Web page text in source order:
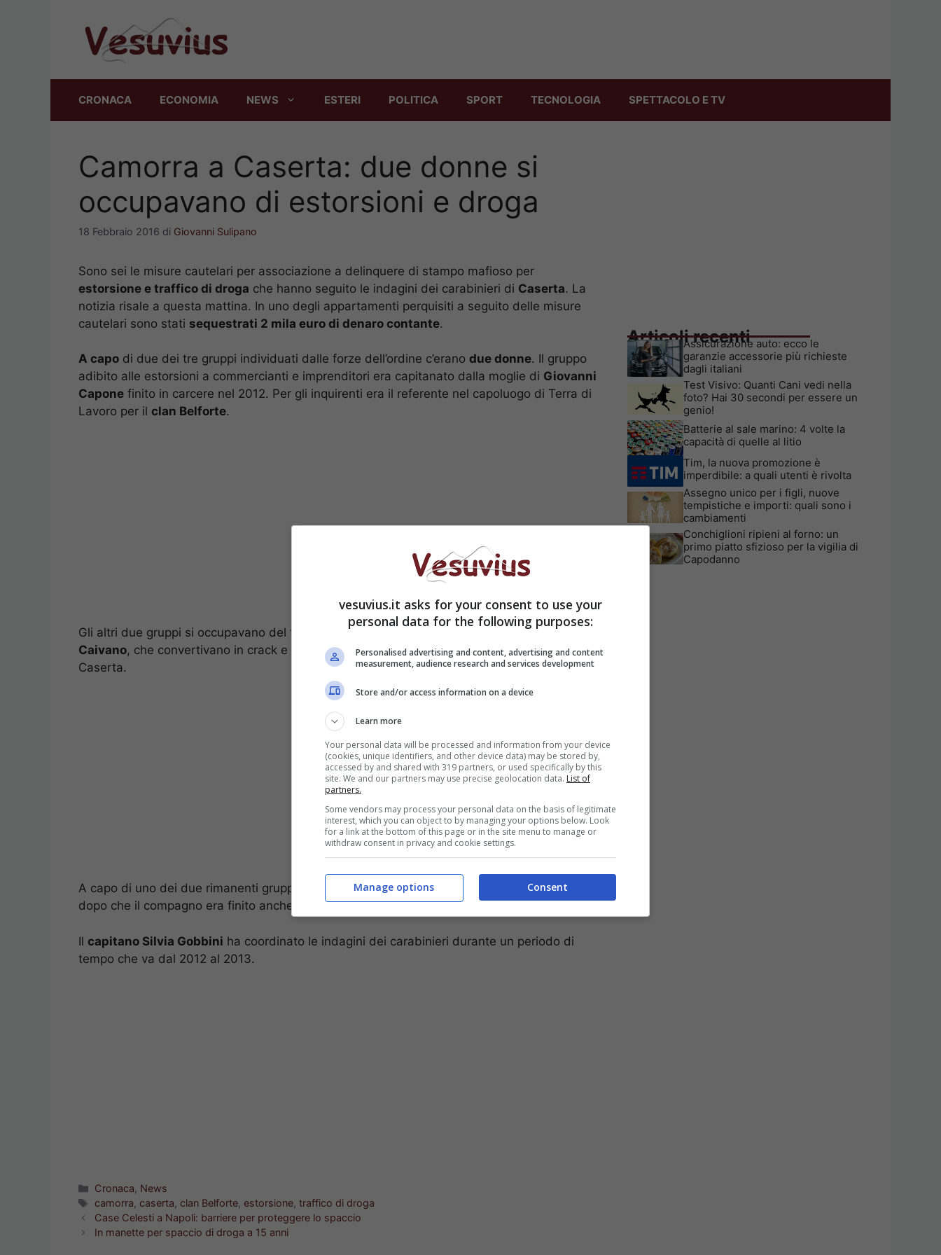
CRONACA ECONOMIA NEWS ESTERI POLITICA SPORT TECNOLOGIA SPETTACOLO E TV
Camorra a Caserta: due donne si
occupavano di estorsioni e droga
18 Febbraio 2016 di Giovanni Sulipano
Sono sei le misure cautelari per associazione a delinquere di stampo mafioso per
estorsione e traffico di droga che hanno seguito le indagini dei carabinieri di Caserta. La
notizia risale a questa mattina. In uno degli appartamenti perquisiti a seguito delle misure
cautelari sono stati sequestrati 2 mila euro di denaro contante.
A capo di due dei tre gruppi individuati dalle forze dell’ordine c’erano due donne. Il gruppo
adibito alle estorsioni a commercianti e imprenditori era capitanato dalla moglie di Giovanni
Capone finito in carcere nel 2012. Per gli inquirenti era il referente nel capoluogo di Terra di
Lavoro per il clan Belforte.
Gli altri due gruppi si occupavano del traffico di droga importata dal Parco Verde di
Caivano, che convertivano in crack e che passavano poi alle maggiori piazze di spaccio di
Caserta.
A capo di uno dei due rimanenti gruppi c’era sempre una donna che gestiva il comando
dopo che il compagno era finito anche lui in carcere per reati di droga.
Il capitano Silvia Gobbini ha coordinato le indagini dei carabinieri durante un periodo di
tempo che va dal 2012 al 2013.
Categorie
Cronaca, News
Tag
camorra, caserta, clan Belforte, estorsione,traffico di droga
Case Celesti a Napoli: barriere per proteggere lo spaccio
In manette per spaccio di droga a 15 anni
Articoli recenti
Assicurazione auto: ecco le
garanzie accessorie più richieste
dagli italiani
Test Visivo: Quanti Cani vedi nella
foto? Hai 30 secondi per essere un
genio!
Batterie al sale marino: 4 volte la
capacità di quelle al litio
Tim, la nuova promozione è
imperdibile: a quali utenti è rivolta
Assegno unico per i figli, nuove
tempistiche e importi: quali sono i
cambiamenti
Conchiglioni ripieni al forno: un
primo piatto sfizioso per la vigilia di
Capodanno
vesuvius.it asks for your consent to use your
personal data for the following purposes:
Personalised advertising and content, advertising and content
measurement, audience research and services development
Store and/or access information on a device
Learn more
Your personal data will be processed and information from your device
(cookies, unique identifiers, and other device data) may be stored by,
accessed by and shared with 319 partners, or used specifically by this
site. We and our partners may use precise geolocation data. List of
partners.
Some vendors may process your personal data on the basis of legitimate
interest, which you can object to by managing your options below. Look
for a link at the bottom of this page or in the site menu to manage or
withdraw consent in privacy and cookie settings.
Consent
Manage options